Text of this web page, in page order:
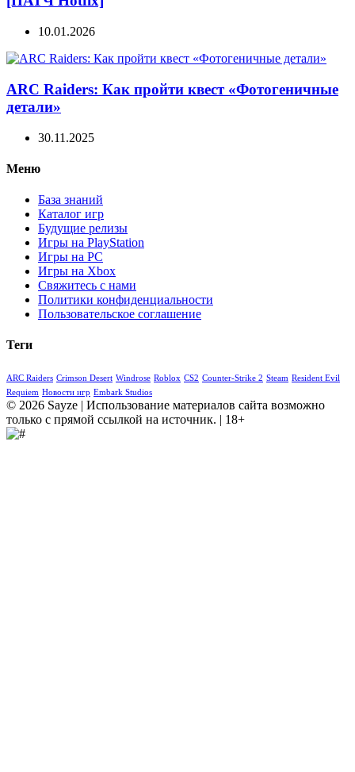
10.01.2026
ARC Raiders: Как пройти квест «Фотогеничные
детали»
30.11.2025
Меню
База знаний
Каталог игр
Будущие релизы
Игры на PlayStation
Игры на PC
Игры на Xbox
Свяжитесь с нами
Политики конфиденциальности
Пользовательское соглашение
Теги
ARC Raiders Crimson Desert Windrose Roblox CS2 Counter-Strike 2 Steam Resident Evil
Requiem Новости игр Embark Studios
© 2026 Sayze | Использование материалов сайта возможно
только с прямой ссылкой на источник. | 18+